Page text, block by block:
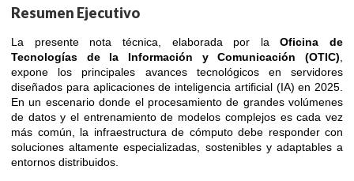
Resumen Ejecutivo
La presente nota técnica, elaborada por laOficina de
Tecnologías de la Información y Comunicación (OTIC),
expone los principales avances tecnológicos en servidores
diseñados para aplicaciones de inteligencia artificial (IA) en 2025.
En un escenario donde el procesamiento de grandes volúmenes
de datos y el entrenamiento de modelos complejos es cada vez
más común, la infraestructura de cómputo debe responder con
soluciones altamente especializadas, sostenibles y adaptables a
entornos distribuidos.